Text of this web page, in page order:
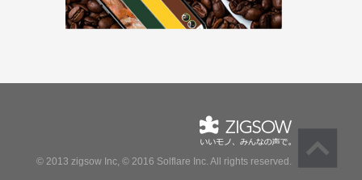
© 2013 zigsow Inc, © 2016 Solflare Inc. All rights reserved.